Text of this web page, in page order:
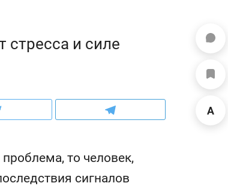
стресса и силе
то человек,
сигналов
будет
«Нова»
Рекомендуем
с ментальным и физическим
состоянием как основа